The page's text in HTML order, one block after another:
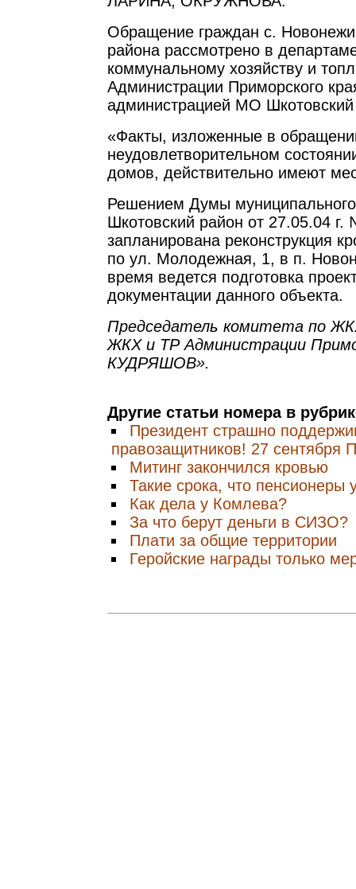
Обращение граждан с.
района рассмотрено в
коммунальному хозяйству и
Администрации Приморского
администрацией МО
«Факты, изложенные в
неудовлетворительном
домов, действительно имеют
Решением Думы
Шкотовский район от 27.05.04 г.
запланирована реконструкция
по ул. Молодежная, 1, в п.
время ведется подготовка
документации данного объекта.
Председатель комитета по
ЖКХ и ТР Администрации
КУДРЯШОВ».
Другие статьи номера в
Президент страшно
правозащитников! 27 сентября
Митинг закончился кровью
Такие срока, что пенсионеры
Как дела у Комлева?
За что берут деньги в СИЗО?
Плати за общие территории
Геройские награды только